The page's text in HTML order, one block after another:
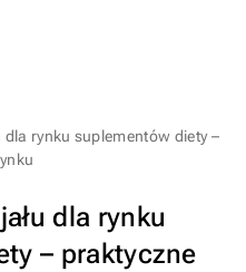
dla rynku suplementów diety –
dla rynku
– praktyczne